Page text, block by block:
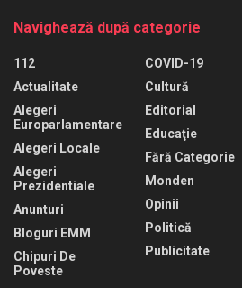
Navighează după categorie
112
Actualitate
Alegeri
Europarlamentare
Alegeri Locale
Alegeri
Prezidentiale
Anunturi
Bloguri EMM
Chipuri De
Poveste
COVID-19
Cultură
Editorial
Educaţie
Fără Categorie
Monden
Opinii
Politică
Publicitate